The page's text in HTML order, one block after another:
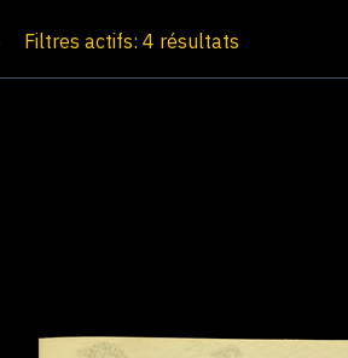
Filtres actifs: 4 résultats